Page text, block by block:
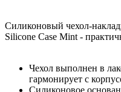
Силиконовый чехол-
Silicone Case Mint -
Чехол выполнен в
гармонирует с
Силиконовое